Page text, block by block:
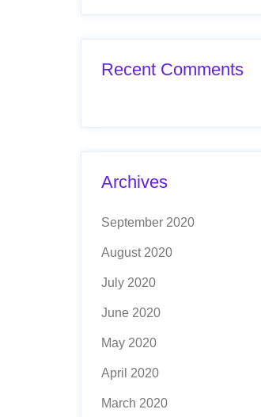
Recent Comments
Archives
September 2020
August 2020
July 2020
June 2020
May 2020
April 2020
March 2020